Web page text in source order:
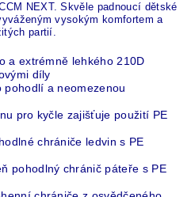
NEXT. Skvěle padnoucí dětské
vysokým komfortem a
partií.
a extrémně lehkého 210D
díly
a neomezenou
pro kyčle zajišťuje použití PE
chrániče ledvin s PE
pohodlný chránič páteře s PE